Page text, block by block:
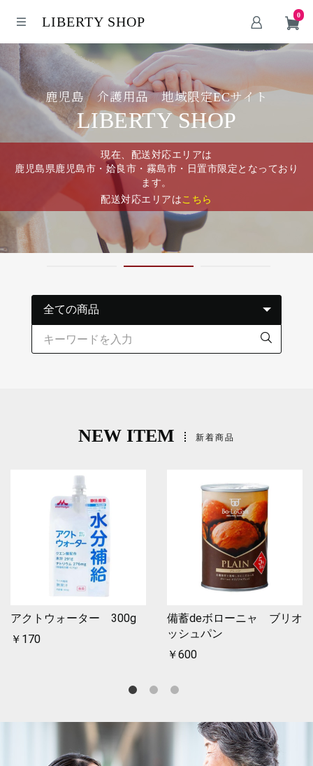
LIBERTY SHOP 0
鹿児島 介護用品 地域限定ECサイト
LIBERTY SHOP
現在、配送対応エリアは
鹿児島県鹿児島市・姶良市・霧島市・日置市限定となっており
ます。
配送対応エリアはこちら
NEW ITEM 新着商品
アクトウォーター 300g
￥170
備蓄deボローニャ ブリオ
ッシュパン
￥600